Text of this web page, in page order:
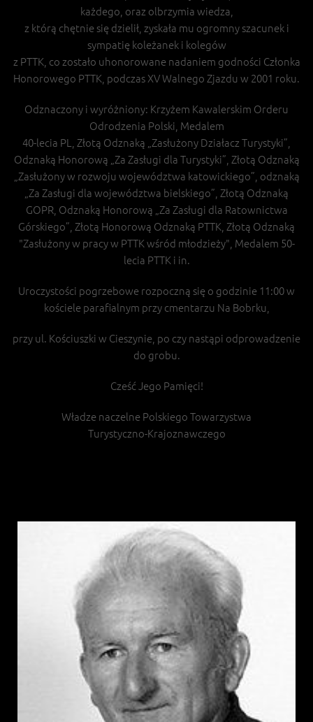
każdego, oraz olbrzymia wiedza,
z którą chętnie się dzielił, zyskała mu ogromny szacunek i
sympatię koleżanek i kolegów
z PTTK, co zostało uhonorowane nadaniem godności Członka
Honorowego PTTK, podczas XV Walnego Zjazdu w 2001 roku.
Odznaczony i wyróżniony: Krzyżem Kawalerskim Orderu
Odrodzenia Polski, Medalem
40-lecia PL, Złotą Odznaką „Zasłużony Działacz Turystyki”,
Odznaką Honorową „Za Zasługi dla Turystyki”, Złotą Odznaką
„Zasłużony w rozwoju województwa katowickiego”, odznaką
„Za Zasługi dla województwa bielskiego”, Złotą Odznaką
GOPR, Odznaką Honorową „Za Zasługi dla Ratownictwa
Górskiego”, Złotą Honorową Odznaką PTTK, Złotą Odznaką
"Zasłużony w pracy w PTTK wśród młodzieży", Medalem 50-
lecia PTTK i in.
Uroczystości pogrzebowe rozpoczną się o godzinie 11:00 w
kościele parafialnym przy cmentarzu Na Bobrku,
przy ul. Kościuszki w Cieszynie, po czy nastąpi odprowadzenie
do grobu.
Cześć Jego Pamięci!
Władze naczelne Polskiego Towarzystwa
Turystyczno-Krajoznawczego